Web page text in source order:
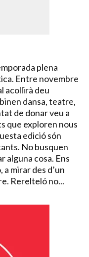
plena
Entre novembre
acollirà deu
dansa, teatre,
de donar veu a
que exploren nous
edició són
No busquen
alguna cosa. Ens
mirar des d’un
Rerelteló no...